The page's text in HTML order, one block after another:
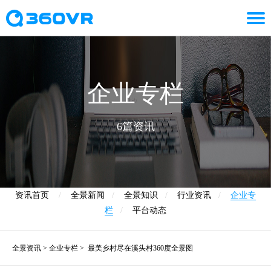
企业专栏
6篇资讯
资讯首页 / 全景新闻 / 全景知识 / 行业资讯 /
企业专
栏
/ 平台动态
全景资讯 > 企业专栏 > 最美乡村尽在溪头村360度全景图